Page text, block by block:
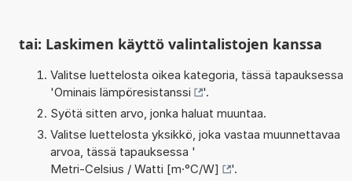
tai: Laskimen käyttö valintalistojen kanssa
Valitse luettelosta oikea kategoria, tässä tapauksessa
'Ominais lämpöresistanssi
'.
Syötä sitten arvo, jonka haluat muuntaa.
Valitse luettelosta yksikkö, joka vastaa muunnettavaa
arvoa, tässä tapauksessa '
Metri-Celsius / Watti [m·°C/W]
'.